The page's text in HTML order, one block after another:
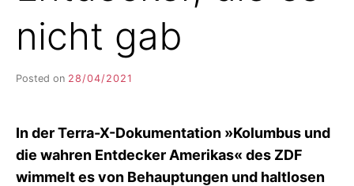
nicht gab
Posted on 28/04/2021
I
K
S
L
In der Terra-X-Dokumentation »Kolumbus und
die wahren Entdecker Amerikas« des ZDF
wimmelt es von Behauptungen und haltlosen